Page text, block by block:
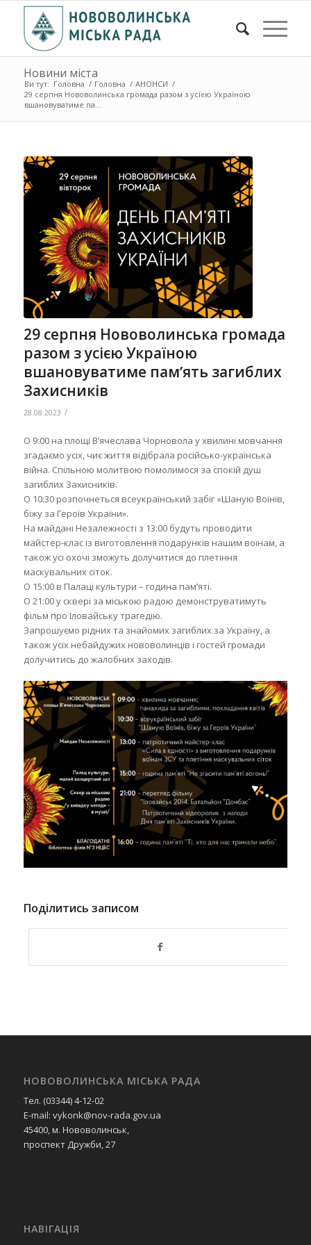
Новини міста
Ви тут: Головна / Головна / АНОНСИ /
29 серпня Нововолинська громада разом з усією Україною
вшановуватиме па...
29 серпня Нововолинська громада
разом з усією Україною
вшановуватиме памʼять загиблих
Захисників
28.08.2023 /
О 9:00 на площі Вʼячеслава Чорновола у хвилині мовчання
згадаємо усіх, чиє життя відібрала російсько-українська
війна. Спільною молитвою помолимося за спокій душ
загиблих Захисників.
О 10:30 розпочнеться всеукраїнський забіг «Шаную Воїнів,
біжу за Героїв України».
На майдані Незалежності з 13:00 будуть проводити
майстер-клас із виготовлення подарунків нашим воїнам, а
також усі охочі зможуть долучитися до плетіння
маскувальних сіток.
О 15:00 в Палаці культури – година памʼяті.
О 21:00 у сквері за міською радою демонструватимуть
фільм про Іловайську трагедію.
Запрошуємо рідних та знайомих загиблих за Україну, а
також усіх небайдужих нововолинців і гостей громади
долучитись до жалобних заходів.
Поділитись записом
НОВОВОЛИНСЬКА МІСЬКА РАДА
Тел. (03344) 4-12-02
E-mail: vykonk@nov-rada.gov.ua
45400, м. Нововолинськ,
проспект Дружби, 27
НАВІГАЦІЯ